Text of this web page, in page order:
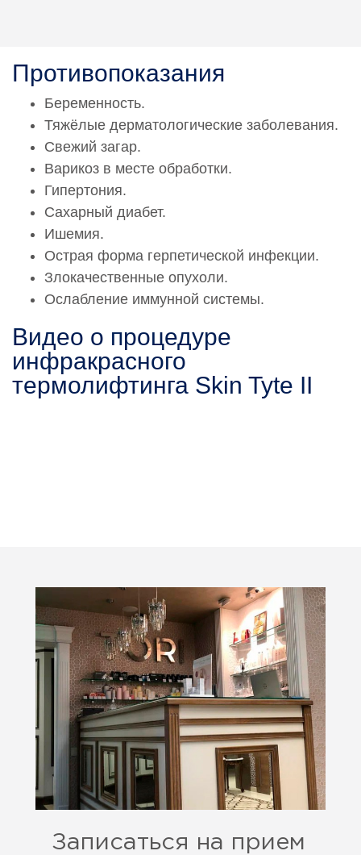
Противопоказания
Беременность.
Тяжёлые дерматологические заболевания.
Свежий загар.
Варикоз в месте обработки.
Гипертония.
Сахарный диабет.
Ишемия.
Острая форма герпетической инфекции.
Злокачественные опухоли.
Ослабление иммунной системы.
Видео о процедуре
инфракрасного
термолифтинга Skin Tyte II
Записаться на прием